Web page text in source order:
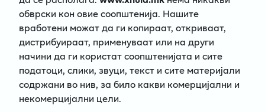
обврски кон овие соопштенија. Нашите
вработени можат да ги копираат, откриваат,
дистрибуираат, применуваат или на други
начини да ги користат соопштенијата и сите
податоци, слики, звуци, текст и сите материјали
содржани во нив, за било какви комерцијални и
некомерцијални цели.